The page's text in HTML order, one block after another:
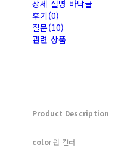
상세 설명 바닥글
후기(0)
질문(10)
관련 상품
Product Description
color 원 컬러